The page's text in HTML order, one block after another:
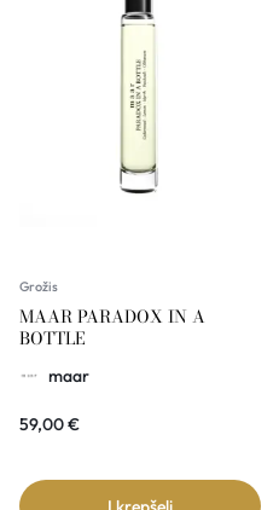
Grožis
MAAR PARADOX IN A
BOTTLE
maar
59,00€